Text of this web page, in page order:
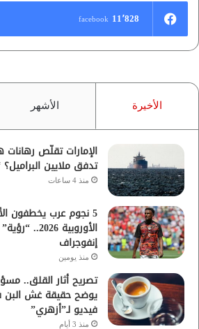
11٬828 facebook
الأخيرة الأشهر
الإمارات تقلّص
تدفق ملايين
منذ 4 ساعات
5 نجوم عرب يخطفون
الأوروبية
إنفوجراف
منذ يومين
تصريح أثار القلق..
يوضح حقيقة غش البن
فيديو لـ”أزهري”
منذ 3 أيام